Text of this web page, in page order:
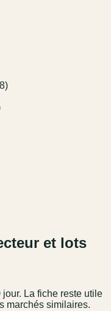
et lots
La fiche reste utile
marchés similaires.